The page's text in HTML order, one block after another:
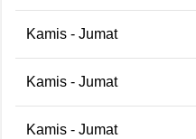
Kamis - Jumat
Kamis - Jumat
Kamis - Jumat